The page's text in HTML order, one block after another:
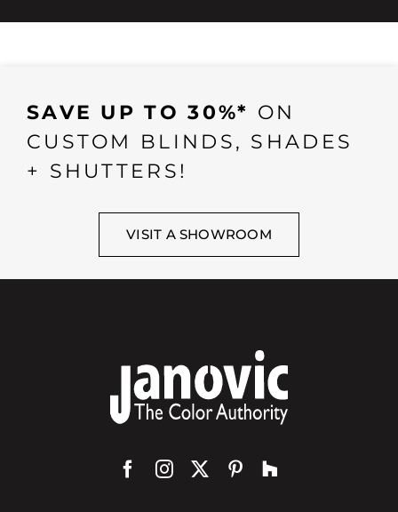
SAVE UP TO 30%* ON
CUSTOM BLINDS, SHADES
+ SHUTTERS!
VISIT A SHOWROOM